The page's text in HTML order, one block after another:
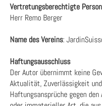
Vertretungsberechtigte
Herr Remo Berger
Name des Vereins:
Haftungsausschluss
Der Autor übernimmt keine
Aktualität, Zuverlässigkeit
Haftungsansprüche gegen